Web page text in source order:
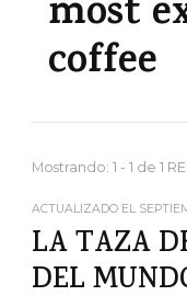
most
coffee
Mostrando: 1 - 1 de 1
ACTUALIZADO EL
LA TAZA
DEL